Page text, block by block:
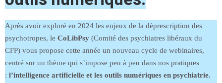
Après avoir exploré en 2024 les enjeux de la déprescription des
psychotropes, le CoLibPsy (Comité des psychiatres libéraux du
CFP) vous propose cette année un nouveau cycle de webinaires,
centré sur un thème qui s’impose peu à peu dans nos pratiques
: l’intelligence artificielle et les outils numériques en psychiatrie.